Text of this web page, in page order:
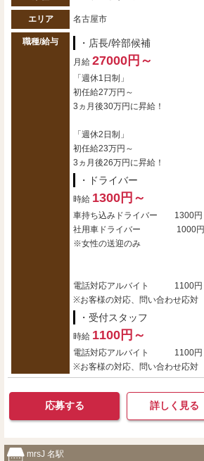
エリア 名古屋市
職種/給与 ・店長/幹部候補
月給 27000円～
「週休1日制」
初任給27万円～
3ヵ月後30万円に昇給！
「週休2日制」
初任給23万円～
3ヵ月後26万円に昇給！
・ドライバー
時給 1300円～
車持ち込みドライバー 1300円
社用車ドライバー 1000円
※女性の送迎のみ
電話対応アルバイト 1100円
※お客様の対応、問い合わせ応対
・受付スタッフ
時給 1100円～
電話対応アルバイト 1100円
※お客様の対応、問い合わせ応対
応募する 詳しく見る
mrsJ 名駅